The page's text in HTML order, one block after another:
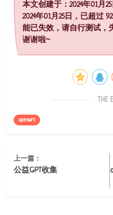
本文创建于：2024年01月
2024年01月25日，已超过
能已失效，请自行测试，
谢谢啦~
THE
openwrt
上一篇：
公益GPT收集